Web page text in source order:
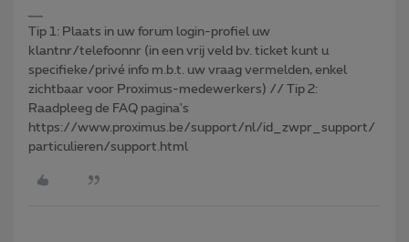
Tip 1: Plaats in uw forum login-profiel uw
klantnr/telefoonnr (in een vrij veld bv. ticket kunt u
specifieke/privé info m.b.t. uw vraag vermelden, enkel
zichtbaar voor Proximus-medewerkers) // Tip 2:
Raadpleeg de FAQ pagina's
https://www.proximus.be/support/nl/id_zwpr_support/
particulieren/support.html